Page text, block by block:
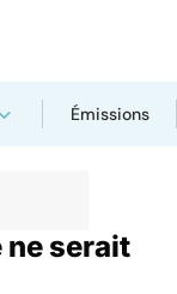
Émissions
ne serait